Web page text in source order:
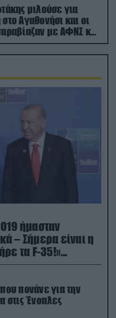
μιλούσε για
Αγαθονήσι και οι
με ΑΦΝΣ και
ήμασταν
– Σήμερα είναι η
τα F-35!»
πονάνε για την
στις Ένοπλες